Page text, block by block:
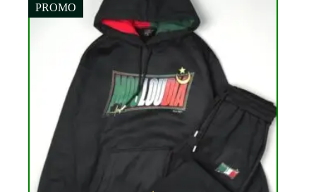
PROMO